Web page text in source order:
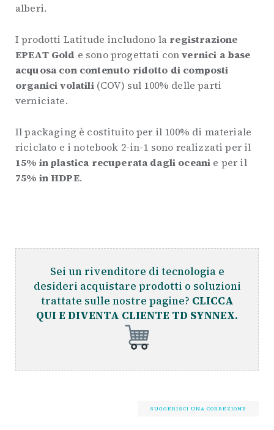
alberi.
I prodotti Latitude includono la registrazione
EPEAT Gold e sono progettati convernici a base
acquosa con contenuto ridotto di composti
organici volatili(COV) sul 100% delle parti
verniciate.
Il packaging è costituito per il 100% di materiale
riciclato e i notebook 2-in-1 sono realizzati per il
15% in plastica recuperata dagli oceani e per il
75% in HDPE.
Sei un rivenditore di tecnologia e
desideri acquistare prodotti o soluzioni
trattate sulle nostre pagine? CLICCA
QUI E DIVENTA CLIENTE TD SYNNEX.
SUGGERISCI UNA CORREZIONE